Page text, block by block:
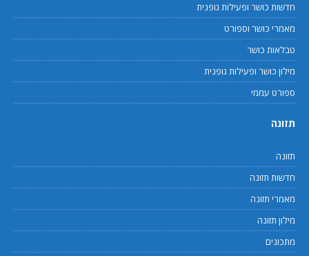
חדשות כושר ופעילות גופנית
מאמרי כושר וספורט
טבלאות כושר
מילון כושר ופעילות גופנית
ספורט עממי
תזונה
תזונה
חדשות תזונה
מאמרי תזונה
מילון תזונה
מתכונים